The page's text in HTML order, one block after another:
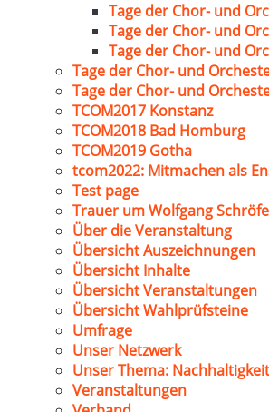
Tage der Chor- und
Tage der Chor- und
Tage der Chor- und
Tage der Chor- und
Tage der Chor- und
TCOM2017 Konstanz
TCOM2018 Bad Homburg
TCOM2019 Gotha
tcom2022: Mitmachen als
Test page
Trauer um Wolfgang
Über die Veranstaltung
Übersicht Auszeichnungen
Übersicht Inhalte
Übersicht Veranstaltungen
Übersicht Wahlprüfsteine
Umfrage
Unser Netzwerk
Unser Thema: Nachhaltigkeit
Veranstaltungen